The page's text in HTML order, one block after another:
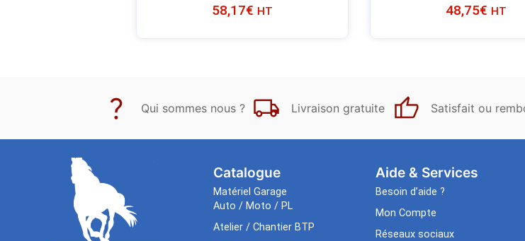
58,17€ HT 48,75€ HT
Qui sommes nous ? Livraison gratuite Satisfait ou
Catalogue
Matériel Garage
Auto / Moto / PL
Atelier / Chantier BTP
Aide & Services​
Besoin d’aide ?
Mon Compte
Réseaux sociaux